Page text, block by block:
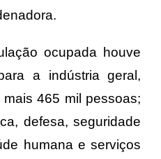
ocupada houve
a indústria geral,
465 mil pessoas;
defesa, seguridade
humana e serviços